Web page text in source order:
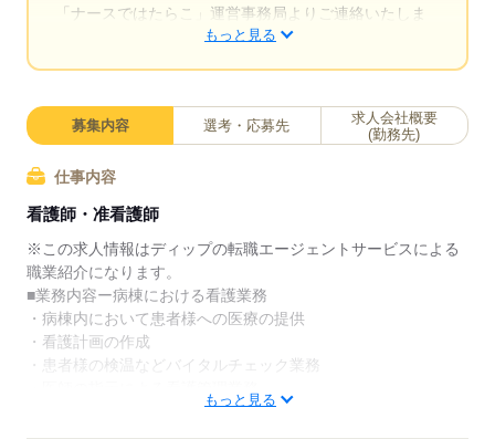
「ナースではたらこ」運営事務局よりご連絡いたしま
求職中の看護師さんの転職を専任の
キャリアアドバイザーが入職まで無料でサポートいた
日本最大級の求人情報の中からぴったりな求人をご紹
介。
履歴書作成のアドバイスや面接日の調整だけでなく、
お給料、お休み、入職時期の交渉もサポートします。
【もちろん無料】
費用は一切かかりません。
もっと見る
募集内容 選考・応募先
求人会社概要
(勤務先)
仕事内容
看護師・准看護師
※この求人情報はディップの転職エージェントサービスによる
職業紹介になります。
■業務内容ー病棟における看護業務
・病棟内において患者様への医療の提供
・看護計画の作成
・患者様の検温などバイタルチェック業務
・医師診療の補助、採血・点滴等の処置、入院患者様のケア
もっと見る